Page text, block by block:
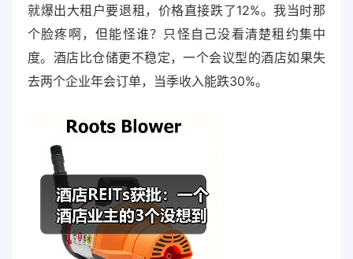
就爆出大租户要退租，价格直接跌了12%。我当时那
个脸疼啊，但能怪谁？只怪自己没看清楚租约集中
度。酒店比仓储更不稳定，一个会议型的酒店如果失
去两个企业年会订单，当季收入能跌30%。